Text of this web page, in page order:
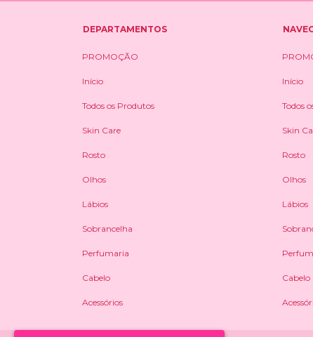
DEPARTAMENTOS
PROMOÇÃO
Início
Todos os Produtos
Skin Care
Rosto
Olhos
Lábios
Sobrancelha
Perfumaria
Cabelo
Acessórios
Início
Todos
Skin
Rosto
Olhos
Lábios
Cabelo